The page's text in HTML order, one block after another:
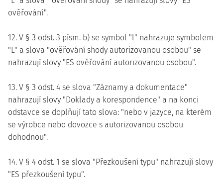
ověřování".
12. V § 3 odst. 3 písm. b) se symbol "l" nahrazuje symbolem
"L" a slova "ověřování shody autorizovanou osobou" se
nahrazují slovy "ES ověřování autorizovanou osobou".
13. V § 3 odst. 4 se slova "Záznamy a dokumentace"
nahrazují slovy "Doklady a korespondence" a na konci
odstavce se doplňují tato slova: "nebo v jazyce, na kterém
se výrobce nebo dovozce s autorizovanou osobou
dohodnou".
14. V § 4 odst. 1 se slova "Přezkoušení typu" nahrazují slovy
"ES přezkoušení typu".